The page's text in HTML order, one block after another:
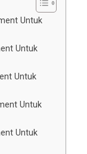
Untuk
Untuk
Untuk
Untuk
Untuk